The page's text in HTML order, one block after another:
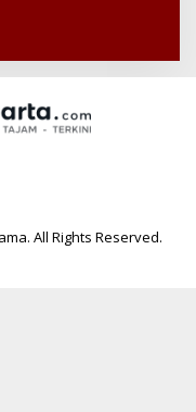
All Rights Reserved.